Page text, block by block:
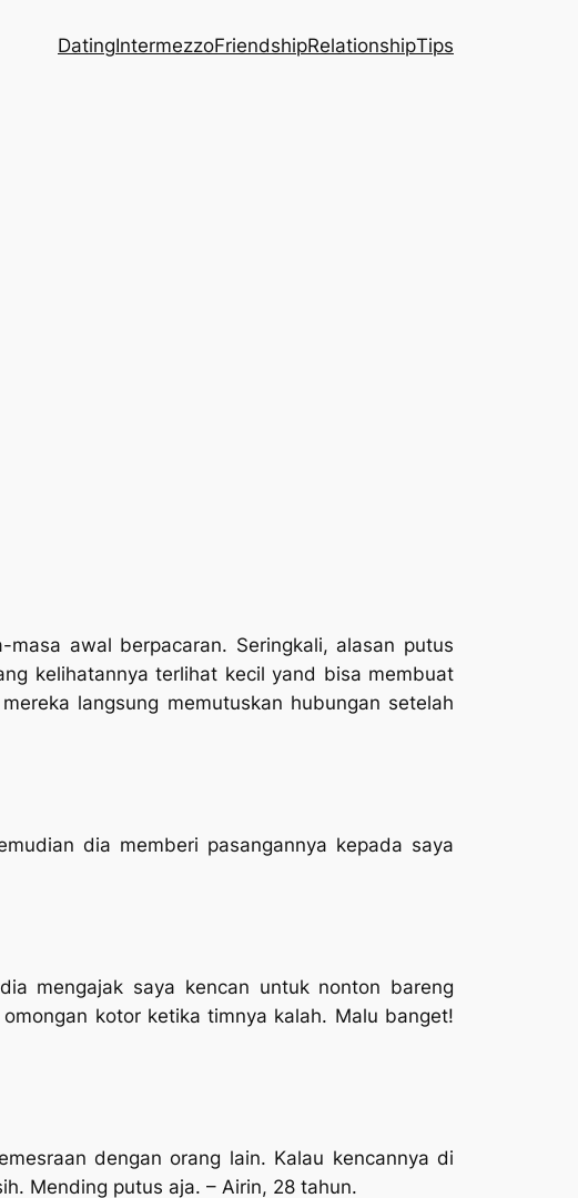
DatingIntermezzoFriendshipRelationshipTips
awal berpacaran. Seringkali, alasan putus
kelihatannya terlihat kecil yand bisa membuat
langsung memutuskan hubungan setelah
dia memberi pasangannya kepada saya
mengajak saya kencan untuk nonton bareng
kotor ketika timnya kalah. Malu banget!
dengan orang lain. Kalau kencannya di
Mending putus aja. – Airin, 28 tahun.